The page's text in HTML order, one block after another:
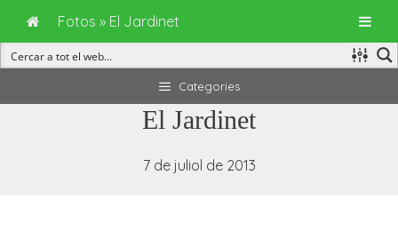
al
Categories
El Jardinet
7 de juliol de 2013
Fotos » El Jardinet